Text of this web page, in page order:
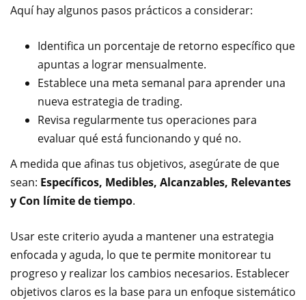
Aquí hay algunos pasos prácticos a considerar:
Identifica un porcentaje de retorno específico que
apuntas a lograr mensualmente.
Establece una meta semanal para aprender una
nueva estrategia de trading.
Revisa regularmente tus operaciones para
evaluar qué está funcionando y qué no.
A medida que afinas tus objetivos, asegúrate de que
sean: Específicos, Medibles, Alcanzables, Relevantes
y Con límite de tiempo.
Usar este criterio ayuda a mantener una estrategia
enfocada y aguda, lo que te permite monitorear tu
progreso y realizar los cambios necesarios. Establecer
objetivos claros es la base para un enfoque sistemático